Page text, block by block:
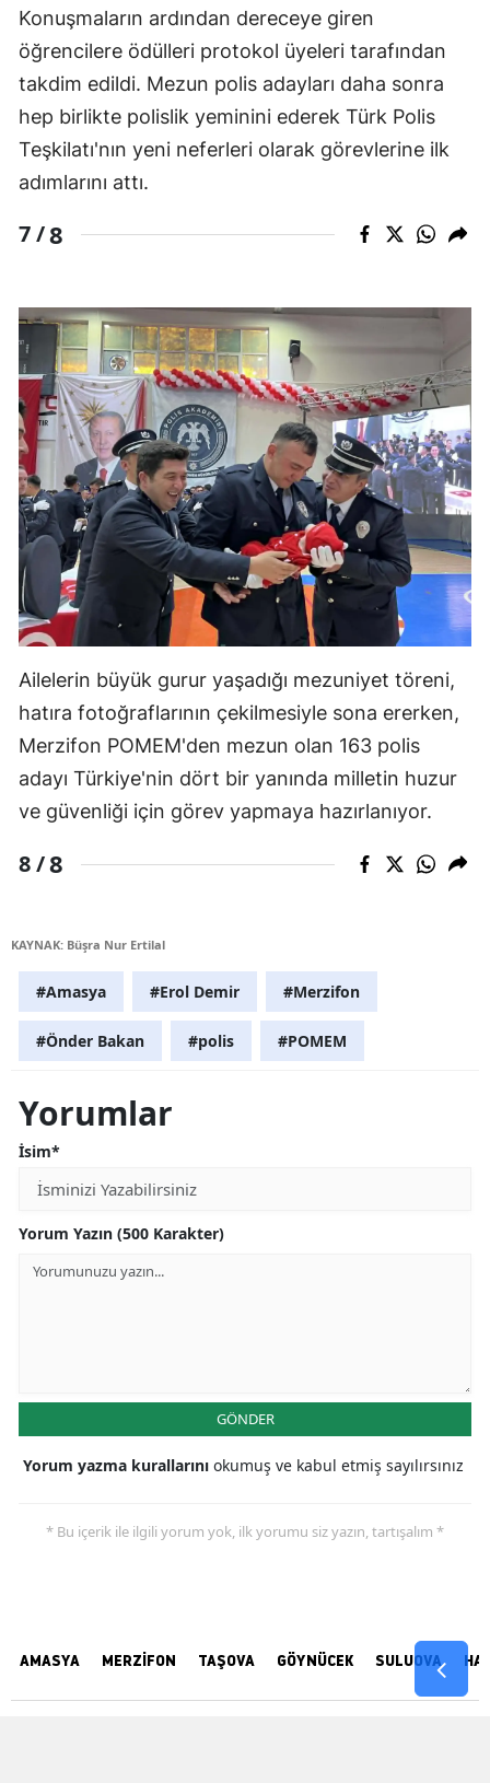
Konuşmaların ardından dereceye giren
öğrencilere ödülleri protokol üyeleri tarafından
takdim edildi. Mezun polis adayları daha sonra
hep birlikte polislik yeminini ederek Türk Polis
Teşkilatı'nın yeni neferleri olarak görevlerine ilk
adımlarını attı.
7 /8
Ailelerin büyük gurur yaşadığı mezuniyet töreni,
hatıra fotoğraflarının çekilmesiyle sona ererken,
Merzifon POMEM'den mezun olan 163 polis
adayı Türkiye'nin dört bir yanında milletin huzur
ve güvenliği için görev yapmaya hazırlanıyor.
8 /8
KAYNAK: Büşra Nur Ertilal
#Amasya #Erol Demir #Merzifon
#Önder Bakan #polis #POMEM
Yorumlar
İsim*
Yorum Yazın (500 Karakter)
GÖNDER
Yorum yazma kurallarını okumuş ve kabul etmiş sayılırsınız
* Bu içerik ile ilgili yorum yok, ilk yorumu siz yazın, tartışalım *
AMASYA MERZİFON TAŞOVA GÖYNÜCEK SULUOVA